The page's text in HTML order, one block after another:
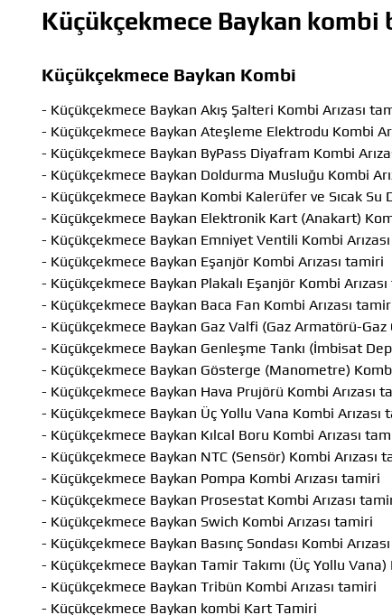
Küçükçekmece Baykan kombi
Küçükçekmece Baykan Kombi
- Küçükçekmece Baykan Akış Şalteri Kombi Arızası
- Küçükçekmece Baykan Ateşleme Elektrodu Kombi
- Küçükçekmece Baykan ByPass Diyafram Kombi
- Küçükçekmece Baykan Doldurma Musluğu Kombi
- Küçükçekmece Baykan Kombi Kalerüfer ve Sıcak Su
- Küçükçekmece Baykan Elektronik Kart (Anakart)
- Küçükçekmece Baykan Emniyet Ventili Kombi
- Küçükçekmece Baykan Eşanjör Kombi Arızası tamiri
- Küçükçekmece Baykan Plakalı Eşanjör Kombi
- Küçükçekmece Baykan Baca Fan Kombi Arızası
- Küçükçekmece Baykan Gaz Valfi (Gaz Armatörü-Gaz
- Küçükçekmece Baykan Genleşme Tankı (İmbisat
- Küçükçekmece Baykan Gösterge (Manometre)
- Küçükçekmece Baykan Hava Prujörü Kombi Arızası
- Küçükçekmece Baykan Üç Yollu Vana Kombi Arızası
- Küçükçekmece Baykan Kılcal Boru Kombi Arızası
- Küçükçekmece Baykan NTC (Sensör) Kombi Arızası
- Küçükçekmece Baykan Pompa Kombi Arızası tamiri
- Küçükçekmece Baykan Prosestat Kombi Arızası
- Küçükçekmece Baykan Swich Kombi Arızası tamiri
- Küçükçekmece Baykan Basınç Sondası Kombi
- Küçükçekmece Baykan Tamir Takımı (Üç Yollu Vana)
- Küçükçekmece Baykan Tribün Kombi Arızası tamiri
- Küçükçekmece Baykan kombi Kart Tamiri